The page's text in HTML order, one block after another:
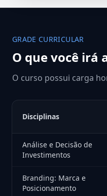
GRADE CURRICULAR
O que você irá
O curso possui carga
Disciplinas
Análise e Decisão de
Investimentos
Branding: Marca e
Posicionamento